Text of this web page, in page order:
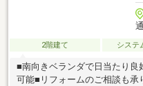
2階建て システ
■南向きベランダで日当たり良
可能■リフォームのご相談も承